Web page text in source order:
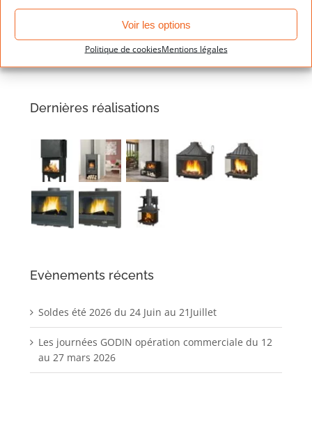
Voir les options
Politique de cookiesMentions légales
Dernières réalisations
Evènements récents
Soldes été 2026 du 24 Juin au 21Juillet
Les journées GODIN opération commerciale du 12
au 27 mars 2026